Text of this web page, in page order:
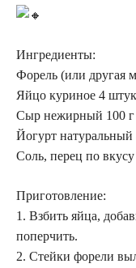
Ингредиенты:
Форель (или другая
Яйцо куриное 4
Сыр нежирный 100 г
Йогурт натуральный
Соль, перец по вкусу
Приготовление:
1. Взбить яйца,
поперчить.
2. Стейки форели